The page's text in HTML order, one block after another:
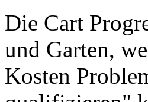
Die Cart
und Garten,
Kosten